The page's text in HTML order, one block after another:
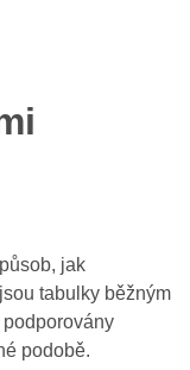
jak
tabulky běžným
podobě.